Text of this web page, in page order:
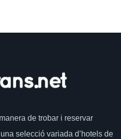
de trobar i reservar
selecció variada d’hotels de